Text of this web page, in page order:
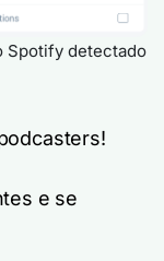
Spotify detectado
e se